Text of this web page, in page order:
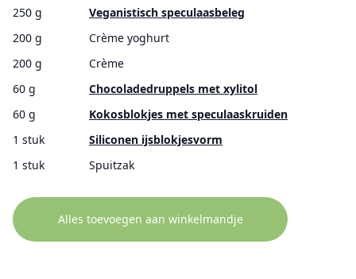
250 g
Veganistisch speculaasbeleg
200 g
Crème yoghurt
200 g
Crème
60 g
Chocoladedruppels met xylitol
60 g
Kokosblokjes met speculaaskruiden
1 stuk
Siliconen ijsblokjesvorm
1 stuk
Spuitzak
Alles toevoegen aan winkelmandje